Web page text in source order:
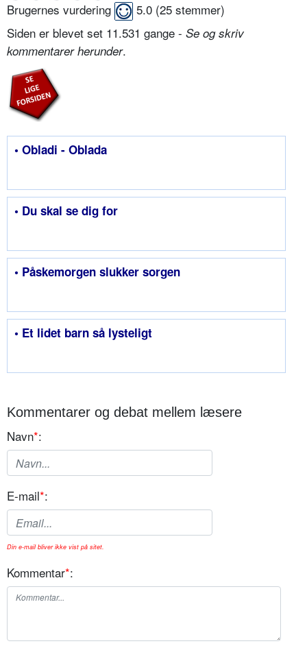
Brugernes vurdering 5.0 (25 stemmer)
Siden er blevet set 11.531 gange - Se og skriv
kommentarer herunder.
• Obladi - Oblada
• Du skal se dig for
• Påskemorgen slukker sorgen
• Et lidet barn så lysteligt
Kommentarer og debat mellem læsere
Navn*:
E-mail*:
Din e-mail bliver ikke vist på sitet.
Kommentar*: